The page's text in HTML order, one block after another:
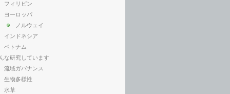
フィリピン
ヨーロッパ
ノルウェイ
インドネシア
ベトナム
な研究しています
流域ガバナンス
生物多様性
水草